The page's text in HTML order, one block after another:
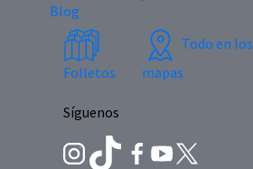
Blog
Folletos
Todo en los
mapas
Síguenos